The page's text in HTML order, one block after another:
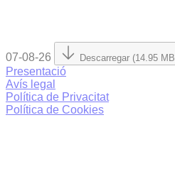
07-08-26 Descarregar (14.95
Presentació
Avís legal
Política de Privacitat
Política de Cookies